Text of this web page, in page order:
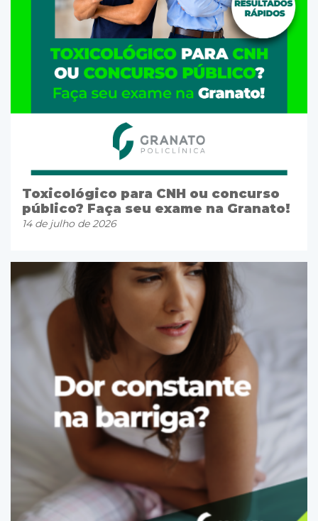
Toxicológico para CNH ou concurso
público? Faça seu exame na Granato!
14 de julho de 2026